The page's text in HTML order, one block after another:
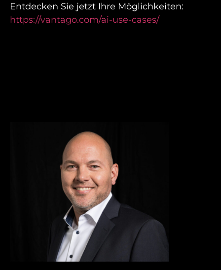
Entdecken Sie jetzt Ihre Möglichkeiten:
https://vantago.com/ai-use-cases/